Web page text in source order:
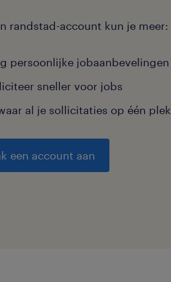
randstad-account kun je meer:
persoonlijke jobaanbevelingen
sneller voor jobs
al je sollicitaties op één plek
een account aan